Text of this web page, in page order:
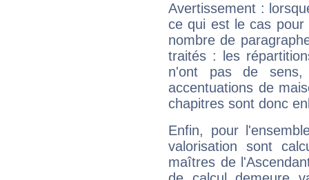
Avertissement :
ce qui est le cas pour
nombre de
traités : les
n'ont pas de sens,
accentuations de
chapitres sont donc
Enfin, pour
valorisation sont
maîtres de